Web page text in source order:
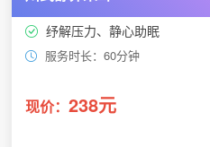
纾解压力、静心助眠
服务时长：60分钟
现价： 238元